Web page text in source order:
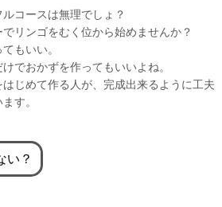
コースは無理でしょ？
リンゴをむく位から始めませんか？
もいい。
でおかずを作ってもいいよね。
じめて作る人が、完成出来るように工夫
す。
い？